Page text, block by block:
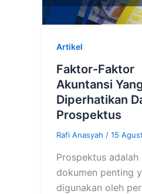
Artikel
Faktor-Faktor
Akuntansi
Diperhatikan
Prospektus
Rafi Anasyah / 15
Prospektus adalah
dokumen penting
digunakan oleh